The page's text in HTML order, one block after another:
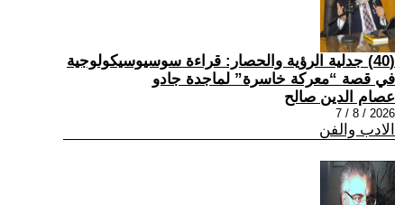
(40) جدلية الرؤية والحصار: قراءة سوسيوسيكولوجية
في قصة “معركة خاسرة” لماجدة جادو
عصام الدين صالح
2026 / 8 / 7
الادب والفن